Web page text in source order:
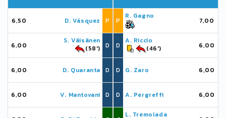
6,50 D. Vásquez P
6,00
S. Väisänen
(58')
D
6,00 D. Quaranta D
6,00 V. Mantovani D
P
R. Gagno
7,00
D
A. Riccio
(46')
6,00
D G. Zaro 6,00
D A. Pergreffi 6,00
L. Tremolada